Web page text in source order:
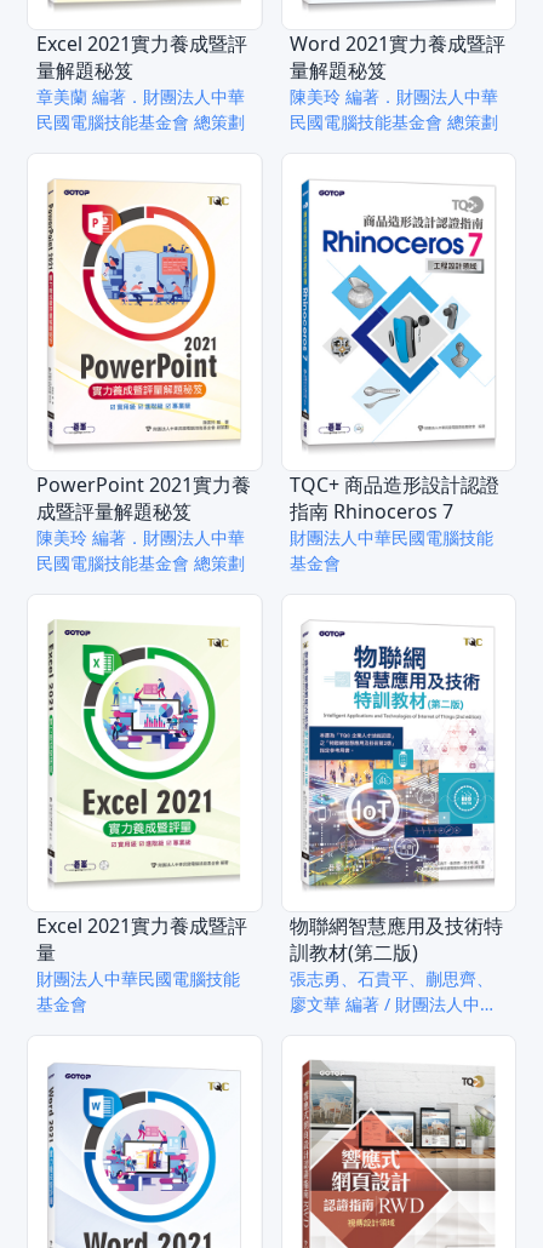
Excel 2021實力養成暨評
量解題秘笈
章美蘭 編著．財團法人中華
民國電腦技能基金會 總策劃
Word 2021實力養成暨評
量解題秘笈
陳美玲 編著．財團法人中華
民國電腦技能基金會 總策劃
PowerPoint 2021實力養
成暨評量解題秘笈
陳美玲 編著．財團法人中華
民國電腦技能基金會 總策劃
TQC+ 商品造形設計認證
指南 Rhinoceros 7
財團法人中華民國電腦技能
基金會
Excel 2021實力養成暨評
量
財團法人中華民國電腦技能
基金會
物聯網智慧應用及技術特
訓教材(第二版)
張志勇、石貴平、蒯思齊、
廖文華 編著 / 財團法人中華